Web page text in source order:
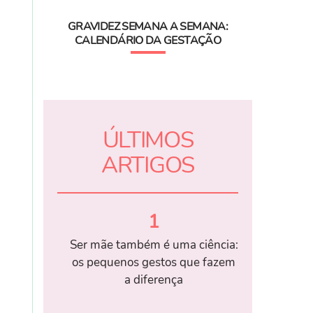
GRAVIDEZ SEMANA A SEMANA:
CALENDÁRIO DA GESTAÇÃO
ÚLTIMOS
ARTIGOS
1
Ser mãe também é uma ciência:
os pequenos gestos que fazem
a diferença